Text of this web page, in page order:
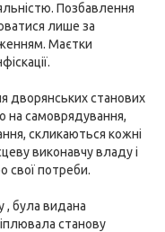
Позбавлення
лише за
Маєтки
дворянських станових
на самоврядування,
скликаються кожні
виконавчу владу і
свої потреби.
, була видана
станову